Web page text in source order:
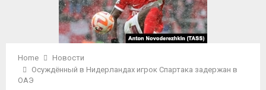
Home
Новости
Осуждённый в Нидерландах игрок Спартака задержан в
ОАЭ